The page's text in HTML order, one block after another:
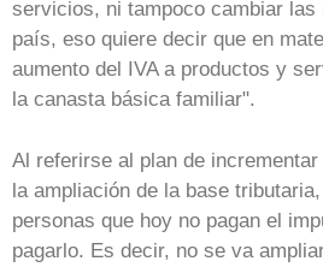
servicios, ni tampoco cambiar las
país, eso quiere decir que en
aumento del IVA a productos y
la canasta básica familiar".
Al referirse al plan de
la ampliación de la base
personas que hoy no pagan el
pagarlo. Es decir, no se va